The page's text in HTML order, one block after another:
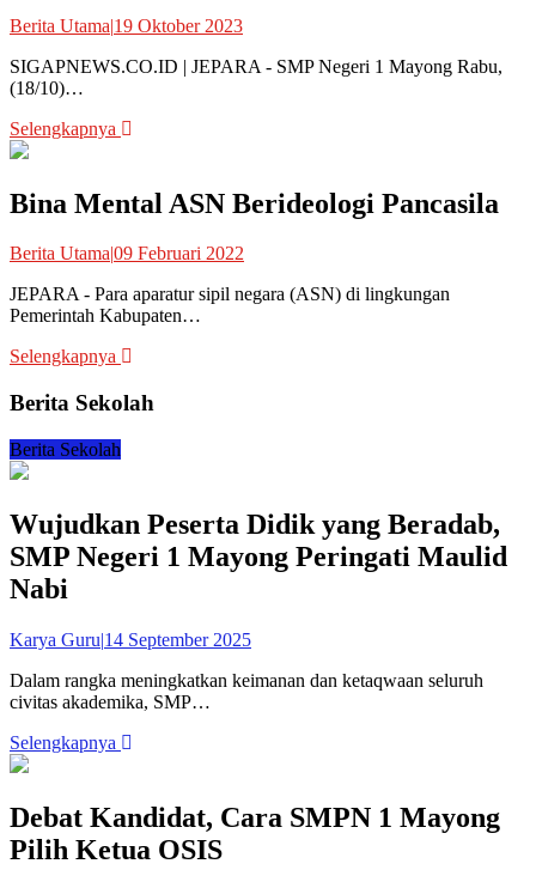
Berita Utama|19 Oktober 2023
SIGAPNEWS.CO.ID | JEPARA - SMP Negeri 1 Mayong Rabu,
(18/10)…
Selengkapnya
Bina Mental ASN Berideologi Pancasila
Berita Utama|09 Februari 2022
JEPARA - Para aparatur sipil negara (ASN) di lingkungan
Pemerintah Kabupaten…
Selengkapnya
Berita Sekolah
Berita Sekolah
Wujudkan Peserta Didik yang Beradab,
SMP Negeri 1 Mayong Peringati Maulid
Nabi
Karya Guru|14 September 2025
Dalam rangka meningkatkan keimanan dan ketaqwaan seluruh
civitas akademika, SMP…
Selengkapnya
Debat Kandidat, Cara SMPN 1 Mayong
Pilih Ketua OSIS